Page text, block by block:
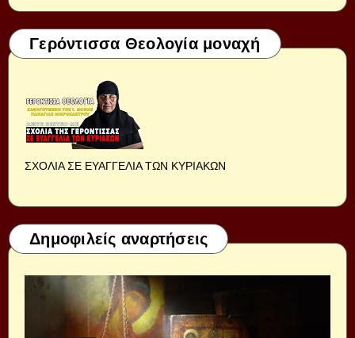
Γερόντισσα Θεολογία μοναχή
ΣΧΟΛΙΑ ΣΕ ΕΥΑΓΓΕΛΙΑ ΤΩΝ ΚΥΡΙΑΚΩΝ
Δημοφιλείς αναρτήσεις